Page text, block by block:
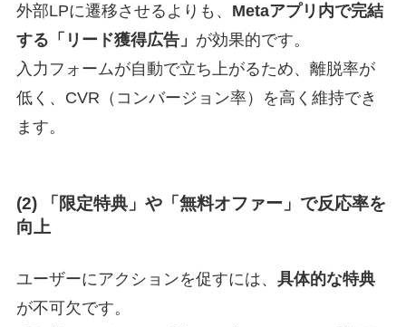
外部LPに遷移させるよりも、 Metaアプリ内で完結
する「リード獲得広告」 が効果的です。
入力フォームが自動で立ち上がるため、離脱率が
低く、CVR（コンバージョン率）を高く維持でき
ます。
(2) 「限定特典」や「無料オファー」で反応率を
向上
ユーザーにアクションを促すには、 具体的な特典
が不可欠です。